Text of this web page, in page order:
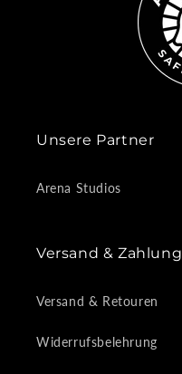
Unsere Partner
Arena Studios
Versand & Zahlung
Versand & Retouren
Widerrufsbelehrung